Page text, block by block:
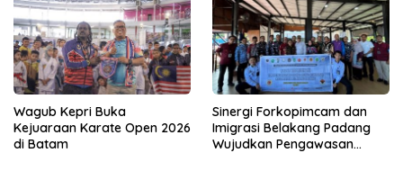
Wagub Kepri Buka
Kejuaraan Karate Open 2026
di Batam
Sinergi Forkopimcam dan
Imigrasi Belakang Padang
Wujudkan Pengawasan